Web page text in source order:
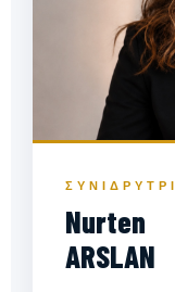
Nurten
ARSLAN